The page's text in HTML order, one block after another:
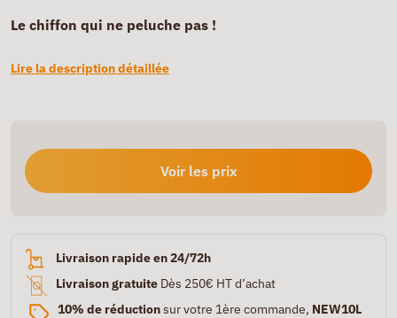
Le chiffon qui ne peluche pas !
Lire la description détaillée
Voir les prix
Livraison rapide en 24/72h
Livraison gratuite Dès 250€ HT d’achat
10% de réductionsur votre 1ère commande, NEW10L